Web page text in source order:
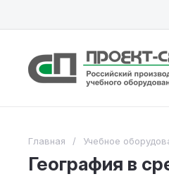
Главная / Учебное
География в